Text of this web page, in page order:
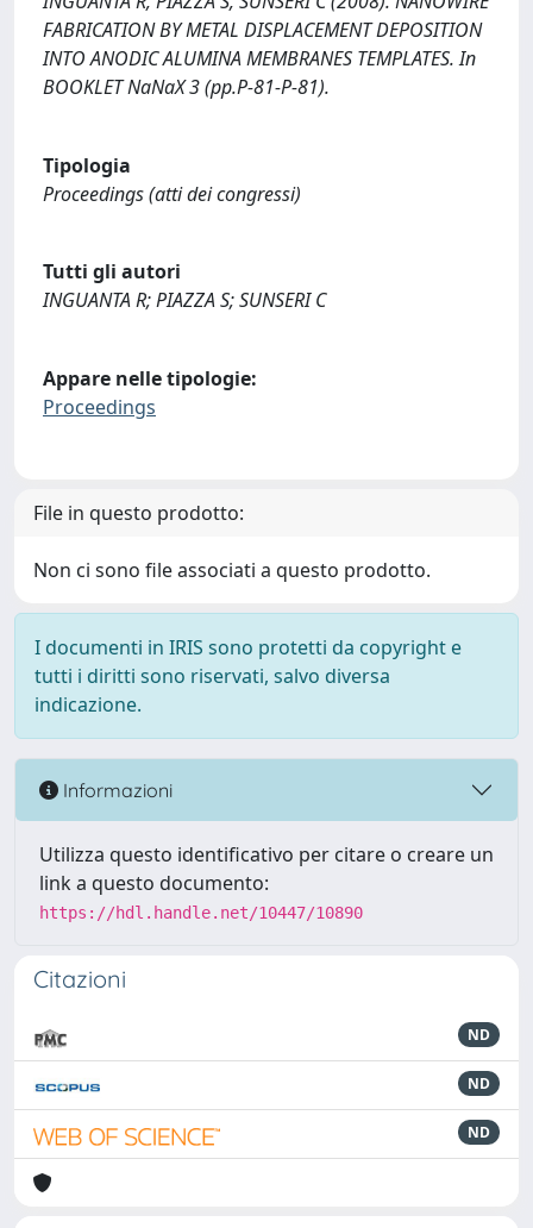
FABRICATION BY METAL DISPLACEMENT DEPOSITION
INTO ANODIC ALUMINA MEMBRANES TEMPLATES. In
BOOKLET NaNaX 3 (pp.P-81-P-81).
Tipologia
Proceedings (atti dei congressi)
Tutti gli autori
INGUANTA R; PIAZZA S; SUNSERI C
Appare nelle tipologie:
Proceedings
File in questo prodotto:
Non ci sono file associati a questo prodotto.
I documenti in IRIS sono protetti da copyright e
tutti i diritti sono riservati, salvo diversa
indicazione.
Informazioni
Utilizza questo identificativo per citare o creare un
link a questo documento:
https://hdl.handle.net/10447/10890
Citazioni
ND
ND
ND